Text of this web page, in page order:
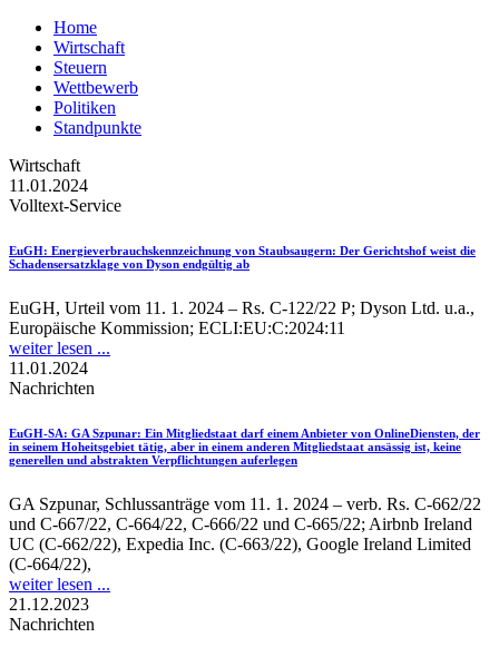
Home
Wirtschaft
Steuern
Wettbewerb
Politiken
Standpunkte
Wirtschaft
11.01.2024
Volltext-Service
EuGH: Energieverbrauchskennzeichnung von Staubsaugern: Der Gerichtshof weist die
Schadensersatzklage von Dyson endgültig ab
EuGH, Urteil vom 11. 1. 2024 – Rs. C-122/22 P; Dyson Ltd. u.a.,
Europäische Kommission; ECLI:EU:C:2024:11
weiter lesen ...
11.01.2024
Nachrichten
EuGH-SA: GA Szpunar: Ein Mitgliedstaat darf einem Anbieter von OnlineDiensten, der
in seinem Hoheitsgebiet tätig, aber in einem anderen Mitgliedstaat ansässig ist, keine
generellen und abstrakten Verpflichtungen auferlegen
GA Szpunar, Schlussanträge vom 11. 1. 2024 – verb. Rs. C‑662/22
und C‑667/22, C‑664/22, C‑666/22 und C‑665/22; Airbnb Ireland
UC (C-662/22), Expedia Inc. (C-663/22), Google Ireland Limited
(C-664/22),
weiter lesen ...
21.12.2023
Nachrichten